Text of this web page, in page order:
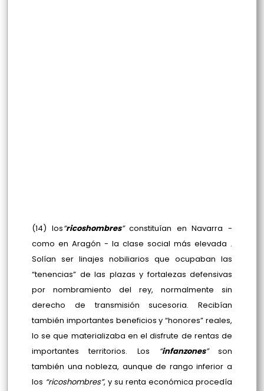
(14) los“ricoshombres”constituían en Navarra -
como en Aragón - la clase social más elevada .
Solían ser linajes nobiliarios que ocupaban las
“tenencias” de las plazas y fortalezas defensivas
por nombramiento del rey, normalmente sin
derecho de transmisión sucesoria. Recibían
también importantes beneficios y “honores” reales,
lo se que materializaba en el disfrute de rentas de
importantes territorios. Los
“infanzones” son
también una nobleza, aunque de rango inferior a
los “ricoshombres”, y su renta económica procedía